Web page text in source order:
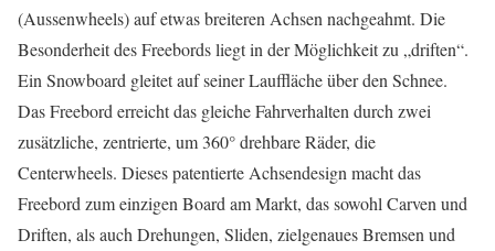
(Aussenwheels) auf etwas breiteren Achsen nachgeahmt. Die
Besonderheit des Freebords liegt in der Möglichkeit zu „driften“.
Ein Snowboard gleitet auf seiner Lauffläche über den Schnee.
Das Freebord erreicht das gleiche Fahrverhalten durch zwei
zusätzliche, zentrierte, um 360° drehbare Räder, die
Centerwheels. Dieses patentierte Achsendesign macht das
Freebord zum einzigen Board am Markt, das sowohl Carven und
Driften, als auch Drehungen, Sliden, zielgenaues Bremsen und